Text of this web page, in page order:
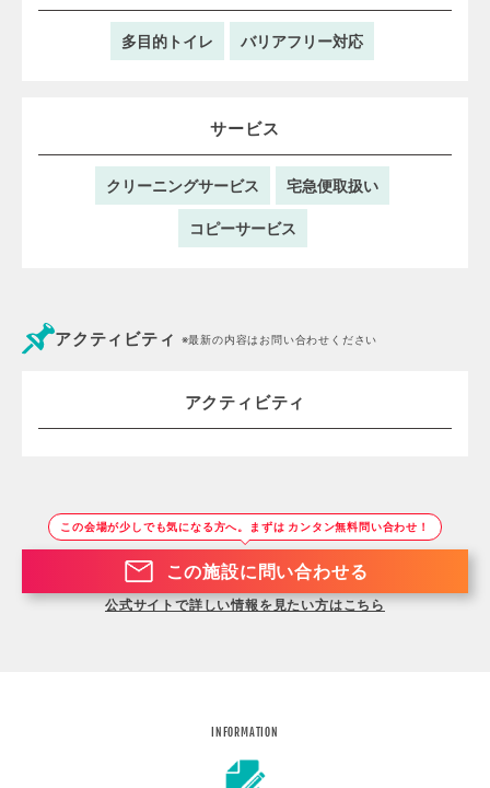
多目的トイレ バリアフリー対応
サービス
クリーニングサービス 宅急便取扱い
コピーサービス
アクティビティ ※最新の内容はお問い合わせください
アクティビティ
この会場が少しでも気になる方へ。まずは カンタン無料問い合わせ！
この施設に問い合わせる
公式サイトで詳しい情報を見たい方はこちら
INFORMATION